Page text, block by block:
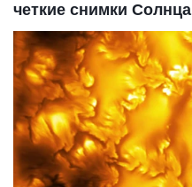
четкие снимки Солнца